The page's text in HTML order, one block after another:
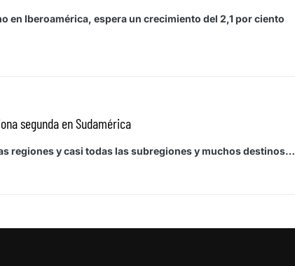
en Iberoamérica, espera un crecimiento del 2,1 por ciento
segunda en Sudamérica
regiones y casi todas las subregiones y muchos destinos…